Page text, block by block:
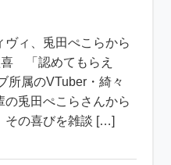
ィ、兎田ぺこらから
喜 「認めてもらえ
所属のVTuber・綺々
兎田ぺこらさんから
その喜びを雑談 […]